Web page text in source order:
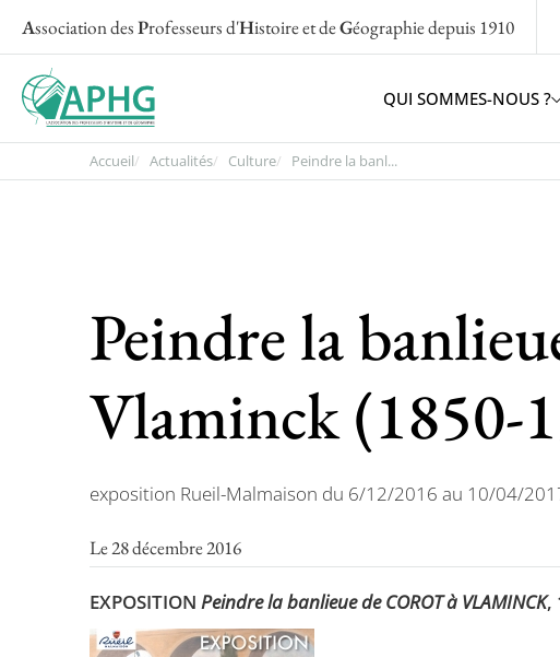
Association desProfesseurs d'Histoire et deGéographiedepuis 1910
QUI SOMMES-NOUS ?
Accueil Actualités Culture Peindre la banl...
Peindre la
Vlaminck (1850-
exposition Rueil-Malmaison du 6/12/2016 au 10/04/
Le 28 décembre 2016
EXPOSITION Peindre la banlieue de COROT à VLAMINCK,